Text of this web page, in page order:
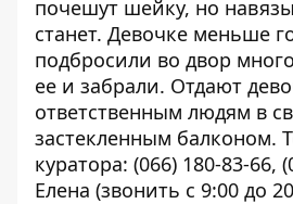
почешут шейку, но
станет. Девочке меньше
подбросили во двор
ее и забрали. Отдают
ответственным людям в
застекленным балконом.
куратора: (066) 180-83-66,
Елена (звонить с 9:00 до